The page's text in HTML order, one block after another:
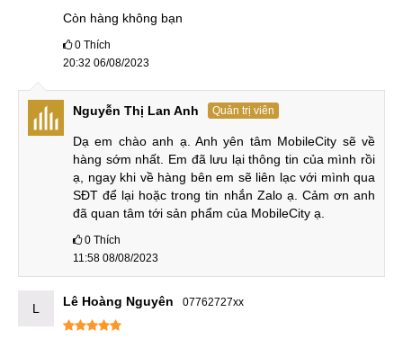
Red Magic 7S Pro
12.450.000
₫
12
Red Magic 8 Pro Plus
14.250.000
₫
12
Tháng
Red Magic 8S Pro
12.250.000
₫
12
Red Magic 8S Pro Plus
Điện thoại Nubia Z
Còn hàng không bạn
0 Thích
20:32 06/08/2023
Nguyễn Thị Lan Anh Quản trị viên
Dạ em chào anh ạ. Anh yên tâm MobileCity sẽ về
hàng sớm nhất. Em đã lưu lại thông tin của mình rồi
ạ, ngay khi về hàng bên em sẽ liên lạc với mình qua
SĐT để lại hoặc trong tin nhắn Zalo ạ. Cảm ơn anh
đã quan tâm tới sản phẩm của MobileCity ạ.
0 Thích
11:58 08/08/2023
L Lê Hoàng Nguyên 07762727xx